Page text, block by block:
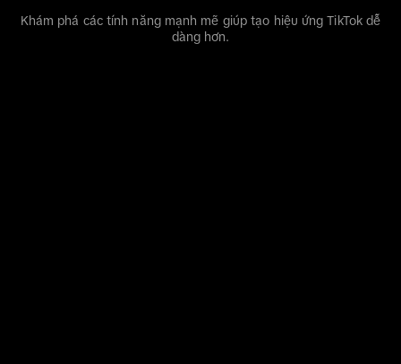
Khám phá các tính năng mạnh mẽ giúp tạo hiệu ứng TikTok dễ
dàng hơn.